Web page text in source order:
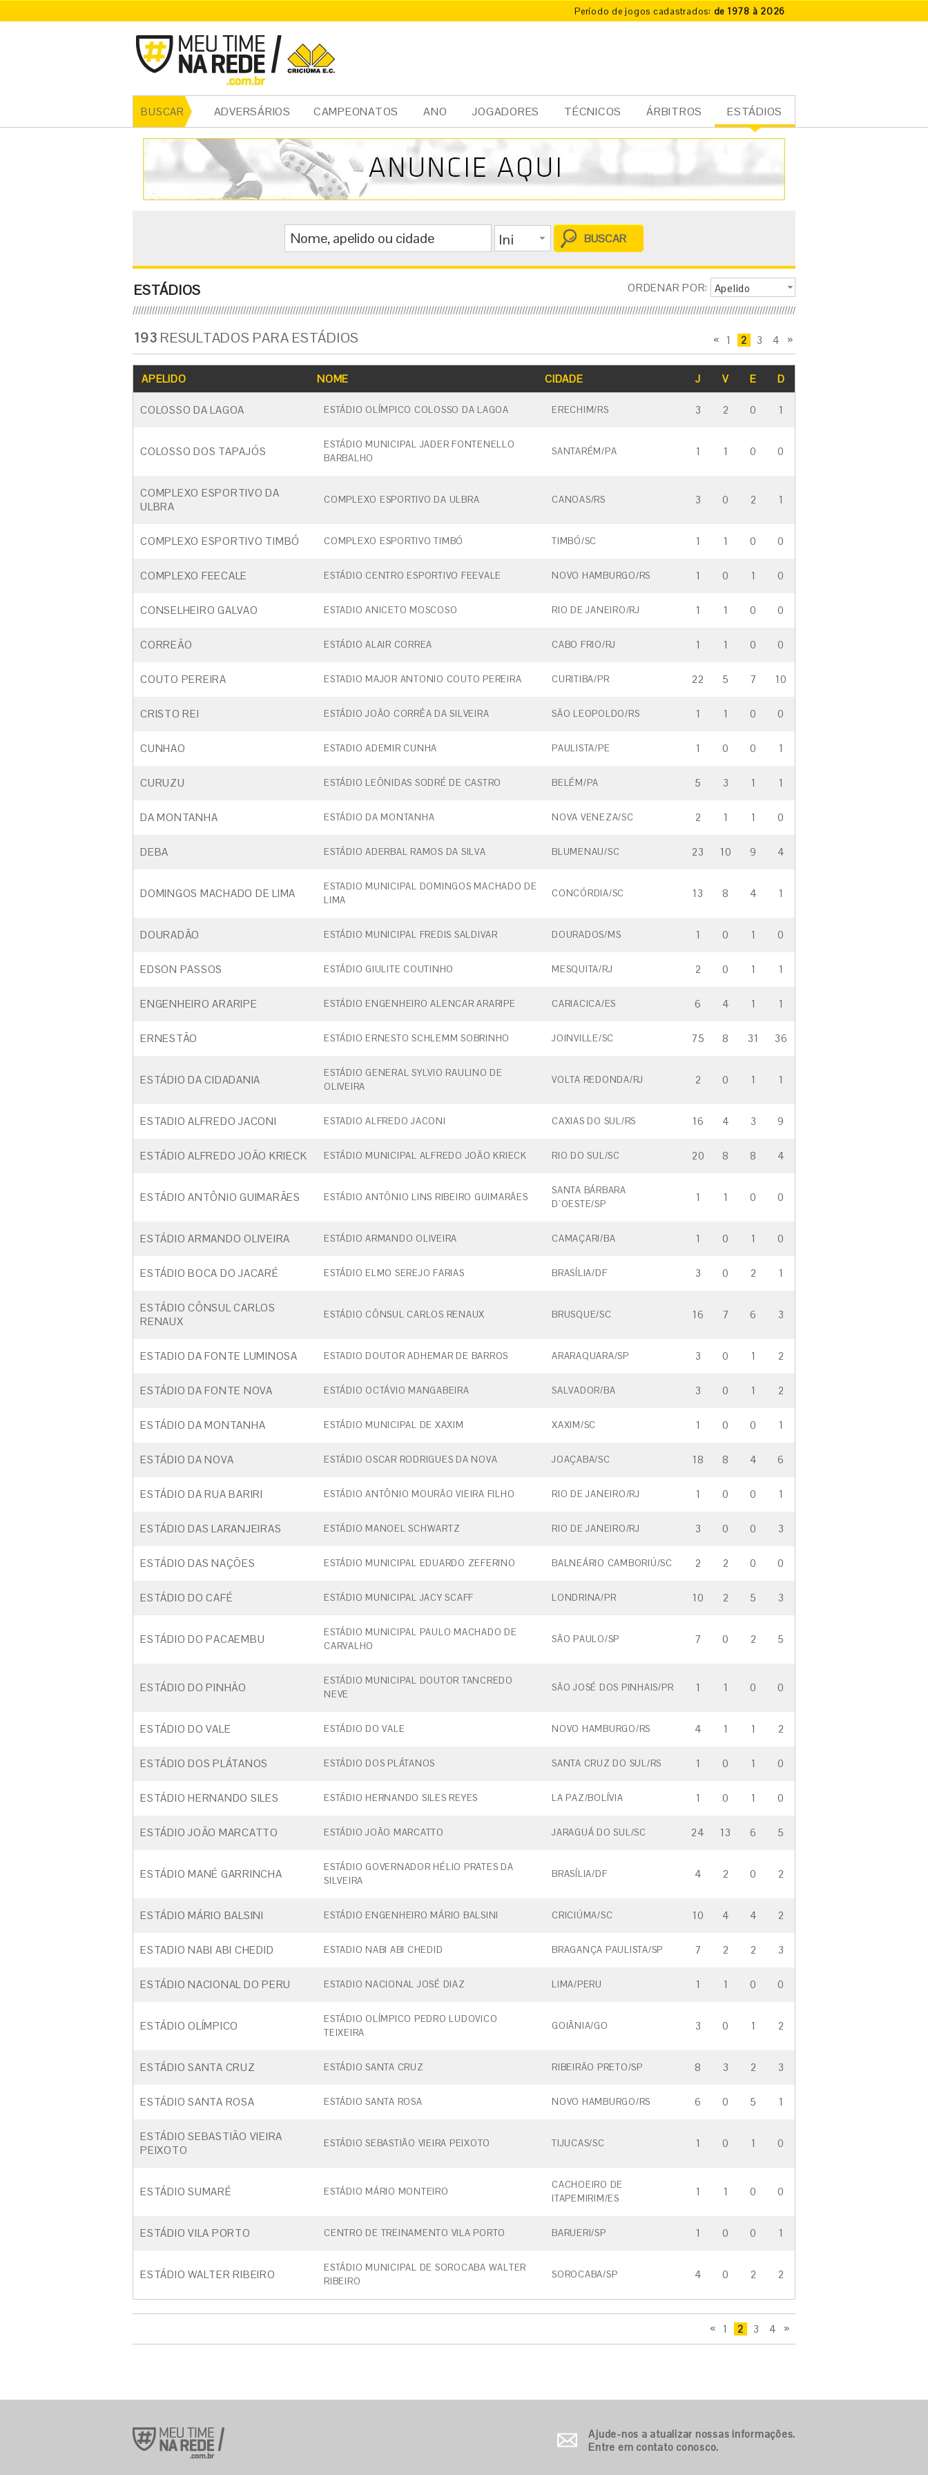
Período de jogos cadastrados: de 1978 à 2026
BUSCAR ADVERSÁRIOS CAMPEONATOS ANO JOGADORES TÉCNICOS ÁRBITROS ESTÁDIOS
Ini
ESTÁDIOS ORDENAR POR: Apelido
193 RESULTADOS PARA ESTÁDIOS
A
n
e
1 2 3
4
P
r
x
APELIDO NOME CIDADE J V E D
COLOSSO DA LAGOA ESTÁDIO OLÍMPICO COLOSSO DA LAGOA ERECHIM/RS 3 2 0 1
COLOSSO DOS TAPAJÓS
ESTÁDIO MUNICIPAL JADER FONTENELLO
BARBALHO
SANTARÉM/PA 1 1 0 0
COMPLEXO ESPORTIVO DA
ULBRA
COMPLEXO ESPORTIVO DA ULBRA CANOAS/RS 3 0 2 1
COMPLEXO ESPORTIVO TIMBÓ COMPLEXO ESPORTIVO TIMBÓ TIMBÓ/SC 1 1 0 0
COMPLEXO FEECALE ESTÁDIO CENTRO ESPORTIVO FEEVALE NOVO HAMBURGO/RS 1 0 1 0
CONSELHEIRO GALVAO ESTADIO ANICETO MOSCOSO RIO DE JANEIRO/RJ 1 1 0 0
CORREÃO ESTÁDIO ALAIR CORREA CABO FRIO/RJ 1 1 0 0
COUTO PEREIRA ESTADIO MAJOR ANTONIO COUTO PEREIRA CURITIBA/PR 22 5 7 10
CRISTO REI ESTÁDIO JOÃO CORRÊA DA SILVEIRA SÃO LEOPOLDO/RS 1 1 0 0
CUNHAO ESTADIO ADEMIR CUNHA PAULISTA/PE 1 0 0 1
CURUZU ESTÁDIO LEÔNIDAS SODRÉ DE CASTRO BELÉM/PA 5 3 1 1
DA MONTANHA ESTÁDIO DA MONTANHA NOVA VENEZA/SC 2 1 1 0
DEBA ESTÁDIO ADERBAL RAMOS DA SILVA BLUMENAU/SC 23 10 9 4
DOMINGOS MACHADO DE LIMA
ESTADIO MUNICIPAL DOMINGOS MACHADO DE
LIMA
CONCÓRDIA/SC 13 8 4 1
DOURADÃO ESTÁDIO MUNICIPAL FREDIS SALDIVAR DOURADOS/MS 1 0 1 0
EDSON PASSOS ESTÁDIO GIULITE COUTINHO MESQUITA/RJ 2 0 1 1
ENGENHEIRO ARARIPE ESTÁDIO ENGENHEIRO ALENCAR ARARIPE CARIACICA/ES 6 4 1 1
ERNESTÃO ESTÁDIO ERNESTO SCHLEMM SOBRINHO JOINVILLE/SC 75 8 31 36
ESTÁDIO DA CIDADANIA
ESTÁDIO GENERAL SYLVIO RAULINO DE
OLIVEIRA
VOLTA REDONDA/RJ 2 0 1 1
ESTADIO ALFREDO JACONI ESTADIO ALFREDO JACONI CAXIAS DO SUL/RS 16 4 3 9
ESTÁDIO ALFREDO JOÃO KRIECK ESTÁDIO MUNICIPAL ALFREDO JOÃO KRIECK RIO DO SUL/SC 20 8 8 4
ESTÁDIO ANTÔNIO GUIMARÃES ESTÁDIO ANTÔNIO LINS RIBEIRO GUIMARÃES
SANTA BÁRBARA
D`OESTE/SP
1 1 0 0
ESTÁDIO ARMANDO OLIVEIRA ESTÁDIO ARMANDO OLIVEIRA CAMAÇARI/BA 1 0 1 0
ESTÁDIO BOCA DO JACARÉ ESTÁDIO ELMO SEREJO FARIAS BRASÍLIA/DF 3 0 2 1
ESTÁDIO CÔNSUL CARLOS
RENAUX
ESTÁDIO CÔNSUL CARLOS RENAUX BRUSQUE/SC 16 7 6 3
ESTADIO DA FONTE LUMINOSA ESTADIO DOUTOR ADHEMAR DE BARROS ARARAQUARA/SP 3 0 1 2
ESTÁDIO DA FONTE NOVA ESTÁDIO OCTÁVIO MANGABEIRA SALVADOR/BA 3 0 1 2
ESTÁDIO DA MONTANHA ESTÁDIO MUNICIPAL DE XAXIM XAXIM/SC 1 0 0 1
ESTÁDIO DA NOVA ESTÁDIO OSCAR RODRIGUES DA NOVA JOAÇABA/SC 18 8 4 6
ESTÁDIO DA RUA BARIRI ESTÁDIO ANTÔNIO MOURÃO VIEIRA FILHO RIO DE JANEIRO/RJ 1 0 0 1
ESTÁDIO DAS LARANJEIRAS ESTÁDIO MANOEL SCHWARTZ RIO DE JANEIRO/RJ 3 0 0 3
ESTÁDIO DAS NAÇÕES ESTÁDIO MUNICIPAL EDUARDO ZEFERINO BALNEÁRIO CAMBORIÚ/SC 2 2 0 0
ESTÁDIO DO CAFÉ ESTÁDIO MUNICIPAL JACY SCAFF LONDRINA/PR 10 2 5 3
ESTÁDIO DO PACAEMBU
ESTÁDIO MUNICIPAL PAULO MACHADO DE
CARVALHO
SÃO PAULO/SP 7 0 2 5
ESTÁDIO DO PINHÃO
ESTÁDIO MUNICIPAL DOUTOR TANCREDO
NEVE
SÃO JOSÉ DOS PINHAIS/PR 1 1 0 0
ESTÁDIO DO VALE ESTÁDIO DO VALE NOVO HAMBURGO/RS 4 1 1 2
ESTÁDIO DOS PLÁTANOS ESTÁDIO DOS PLÁTANOS SANTA CRUZ DO SUL/RS 1 0 1 0
ESTÁDIO HERNANDO SILES ESTÁDIO HERNANDO SILES REYES LA PAZ/BOLÍVIA 1 0 1 0
ESTÁDIO JOÃO MARCATTO ESTÁDIO JOÃO MARCATTO JARAGUÁ DO SUL/SC 24 13 6 5
ESTÁDIO MANÉ GARRINCHA
ESTÁDIO GOVERNADOR HÉLIO PRATES DA
SILVEIRA
BRASÍLIA/DF 4 2 0 2
ESTÁDIO MÁRIO BALSINI ESTÁDIO ENGENHEIRO MÁRIO BALSINI CRICIÚMA/SC 10 4 4 2
ESTADIO NABI ABI CHEDID ESTADIO NABI ABI CHEDID BRAGANÇA PAULISTA/SP 7 2 2 3
ESTÁDIO NACIONAL DO PERU ESTADIO NACIONAL JOSÉ DIAZ LIMA/PERU 1 1 0 0
ESTÁDIO OLÍMPICO
ESTÁDIO OLÍMPICO PEDRO LUDOVICO
TEIXEIRA
GOIÂNIA/GO 3 0 1 2
ESTÁDIO SANTA CRUZ ESTÁDIO SANTA CRUZ RIBEIRÃO PRETO/SP 8 3 2 3
ESTÁDIO SANTA ROSA ESTÁDIO SANTA ROSA NOVO HAMBURGO/RS 6 0 5 1
ESTÁDIO SEBASTIÃO VIEIRA
PEIXOTO
ESTÁDIO SEBASTIÃO VIEIRA PEIXOTO TIJUCAS/SC 1 0 1 0
ESTÁDIO SUMARÉ ESTÁDIO MÁRIO MONTEIRO
CACHOEIRO DE
ITAPEMIRIM/ES
1 1 0 0
ESTÁDIO VILA PORTO CENTRO DE TREINAMENTO VILA PORTO BARUERI/SP 1 0 0 1
ESTÁDIO WALTER RIBEIRO
ESTÁDIO MUNICIPAL DE SOROCABA WALTER
RIBEIRO
SOROCABA/SP 4 0 2 2
A
1 2 3
4
P
Ajude-nos a atualizar nossas informações.
Entre em contato conosco.